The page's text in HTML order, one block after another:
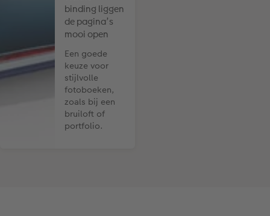
binding liggen
de pagina’s
mooi open
Een goede
keuze voor
stijlvolle
fotoboeken,
zoals bij een
bruiloft of
portfolio.